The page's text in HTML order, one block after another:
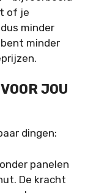
of je
minder
minder
JOU
dingen:
panelen
De kracht